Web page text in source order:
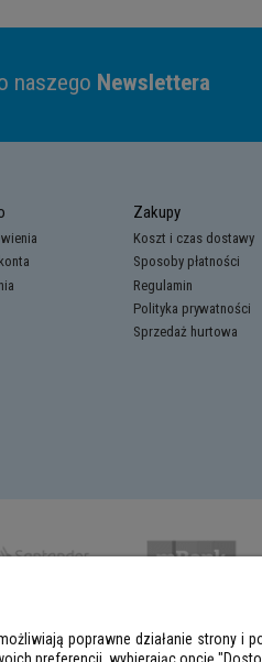
naszego Newslettera
Zakupy
Koszt i czas dostawy
Sposoby płatności
Regulamin
Polityka prywatności
Sprzedaż hurtowa
poprawne działanie strony